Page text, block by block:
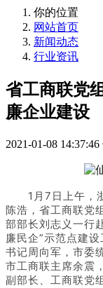
你的位置
网站首页
新闻动态
行业资讯
省工商联党
廉企业建设
2021-01-08 14:37:46
1月7日上午，
陈浩，省工商联党
部部长刘志义一行
廉民企”示范点建
书记周向军，市委
市工商联主席余震
副部长、工商联党